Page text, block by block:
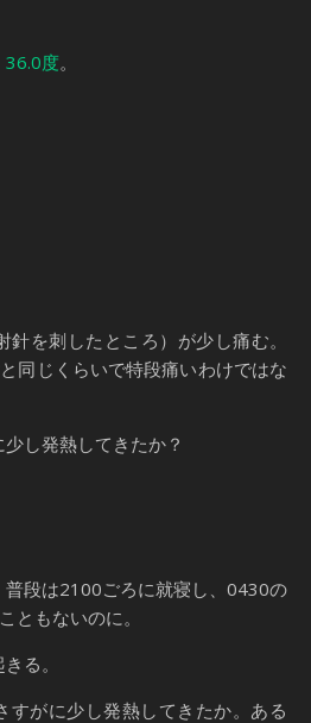
36.0度。
を刺したところ）が少し痛む。
同じくらいで特段痛いわけではな
し発熱してきたか？
段は2100ごろに就寝し、0430の
ともないのに。
る。
すがに少し発熱してきたか。ある